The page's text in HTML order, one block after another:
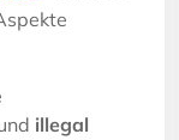
illegal